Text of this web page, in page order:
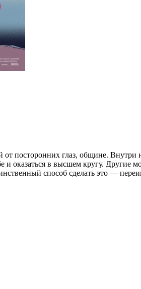
от посторонних глаз, общине.
и оказаться в высшем кругу. Другие
способ сделать это —